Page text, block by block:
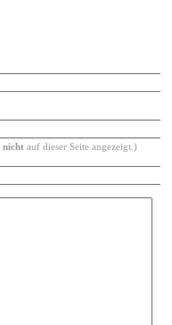
nicht auf dieser Seite angezeigt.)